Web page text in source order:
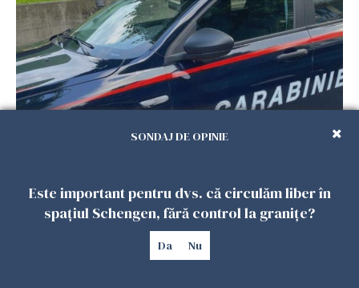
Româncă din Italia, acuzată că și-a lăsat copiii
singuri în casă pentru a merge la mall. Vecinii
SONDAJ DE OPINIE
Este important pentru dvs. că circulăm liber în
spațiul Schengen, fără control la granițe?
Da Nu